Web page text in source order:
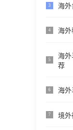
3 海外
4 海外
5
海外
荐
6 海外
7 境外